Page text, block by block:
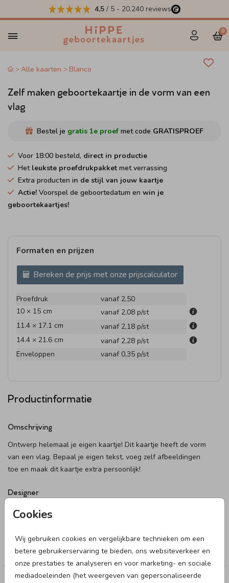
4,5 / 5 - 20.240 reviews
0
Cookies
Wij gebruiken cookies en vergelijkbare technieken om een
betere gebruikerservaring te bieden, ons websiteverkeer en
onze prestaties te analyseren en voor marketing- en sociale
mediadoeleinden (het weergeven van gepersonaliseerde
Alle kaarten Blanco
Zelf maken geboortekaartje in de vorm van een
vlag
Bestel je gratis 1e proef met code GRATISPROEF
Voor 18:00 besteld, direct in productie
Het leukste proefdrukpakket met verrassing
Extra producten in de stijl van jouw kaartje
Actie! Voorspel de geboortedatum en win je
geboortekaartjes!
Formaten en prijzen
Bereken de prijs met onze prijscalculator
Proefdruk
vanaf 2,50
10 × 15 cm
vanaf 2,08 p/st
11.4 × 17.1 cm
vanaf 2,18 p/st
14.4 × 21.6 cm
vanaf 2,28 p/st
Enveloppen
vanaf 0,35 p/st
Productinformatie
Omschrijving
Ontwerp helemaal je eigen kaartje! Dit kaartje heeft de vorm
van een vlag. Bepaal je eigen tekst, voeg zelf afbeeldingen
toe en maak dit kaartje extra persoonlijk!
Designer
HG Collectie
Blanco